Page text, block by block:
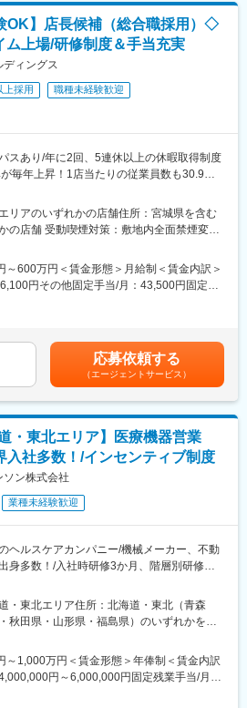
年間で5連休を2回取得いただけます。
ャーが徹底して管理しており、エリア内(1
空いている店舗から手の足りない店舗へヘ
っております。外食企業の中でも魅力的な
＞
改善できるよう会社を上げて努めておりま
える医療課題を特定し、PJ型の提案・実行
された活動プログラムと、高品質な製品、
ながら、効率的に営業活動を行います。
、顧客を順次訪問（2~3施設）
い合わせ対応や特約店との情報交換
面談の実施（3~4施設）
型となるため、行動予定は各自の裁量でコ
療・介護など特別な栄養管理が必要な方向
動食となります。当社の製品は他社にない
時研修を行います。健康・栄養に関連する知
ットやロールプレイ、プレゼンテーション
ど、様々な形で学んでいただき、営業担当
ける水準を目指します。また導入研修以降
や能力開発のための環境が整っています。※
発、英語力向上の機会など
める業務
OK】店長候補（総合職採用）◇
ム上場/研修制度＆手当充実
ィングス
上採用
職種未経験歓迎
スあり/年に2回、5連休以上の休暇取得制度
毎年上昇！1店当たりの従業員数も30.9人
移譲し、収益力や顧客満足度に基づく評価
々なスキルや知識を身につけたり、経営の
マネジャーを目指していただきます。
ーニング等マネジメント
定着率が高く、長期就業しやすい環境が整
万円超とする人事制度へ改革を進めており
付与次年度へ繰り越し可能です（最大40日
す。
制／月9～10日休み）休日はローテーショ
マネジャーまで）
ーニング
リアのいずれかの店舗住所：宮城県を含む
の店舗 受動喫煙対策：敷地内全面禁煙変更
～600万円＜賃金形態＞月給制＜賃金内訳＞
円その他固定手当/月：43,500円固定残
基づき決定します。※2025年度実績：年間4
ント：3.6ヶ月）＋業績賞与 賃金はあくま
、選考を通じて上下する可能性がありま
手当を含めた表記です。
応募依頼する
（エージェントサービス）
・東北エリア】医療機器営業
入社多数！/インセンティブ制度
ソン株式会社
業種未経験歓迎
ヘルスケアカンパニー/機械メーカー、不動
身多数！/入社時研修3か月、階層別研修な
センティブ制度/入社想定日：2026年10月1
、年齢・性別関係・社歴関係なく活躍でき
・東北エリア住所：北海道・東北（青森
秋田県・山形県・福島県）のいずれかを担
所
～1,000万円＜賃金形態＞年俸制＜賃金内訳
円～6,000,000円固定残業手当/月：